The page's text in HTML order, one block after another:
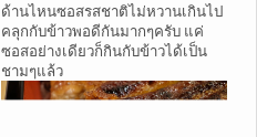
ด้านไหนซอสรสชาติไม่หวานเกินไป
คลุกกับข้าวพอดีกันมากๆครับ แค่
ซอสอย่างเดียวก็กินกับข้าวได้เป็น
ชามๆแล้ว